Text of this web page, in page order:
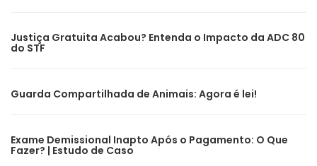
Justiça Gratuita Acabou? Entenda o Impacto da ADC 80
do STF
Guarda Compartilhada de Animais: Agora é lei!
Exame Demissional Inapto Após o Pagamento: O Que
Fazer? | Estudo de Caso